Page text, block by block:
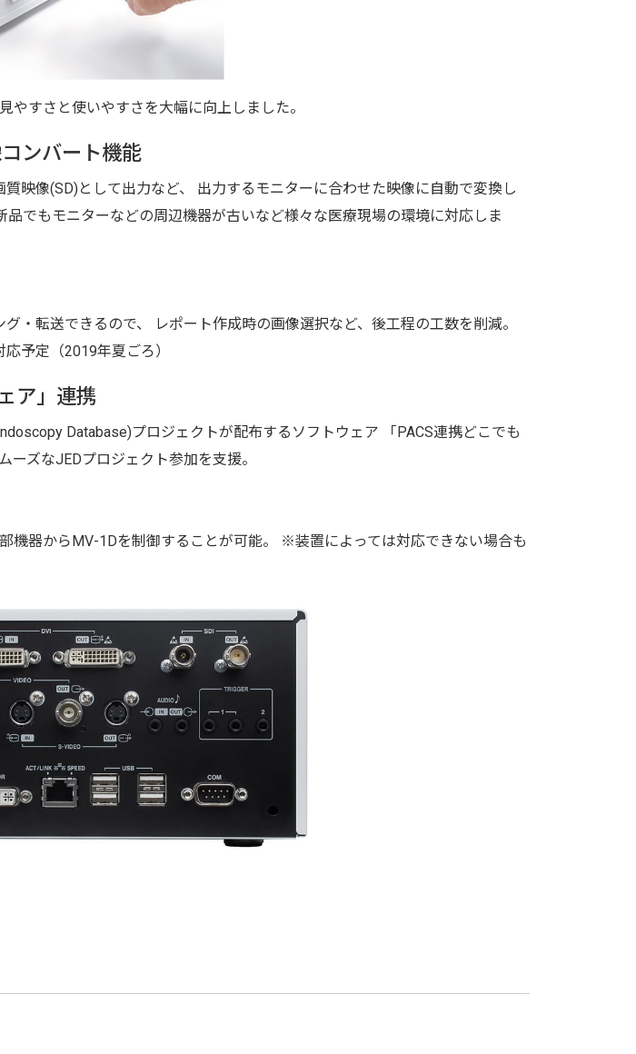
やすさと使いやすさを大幅に向上しました。
ンバート機能
映像(SD)として出力など、 出力するモニターに合わせた映像に自動で変換し
品でもモニターなどの周辺機器が古いなど様々な医療現場の環境に対応しま
・転送できるので、 レポート作成時の画像選択など、後工程の工数を削減。
予定（2019年夏ごろ）
ア」連携
Database)プロジェクトが配布するソフトウェア 「PACS連携どこでも
ズなJEDプロジェクト参加を支援。
機器からMV-1Dを制御することが可能。 ※装置によっては対応できない場合も